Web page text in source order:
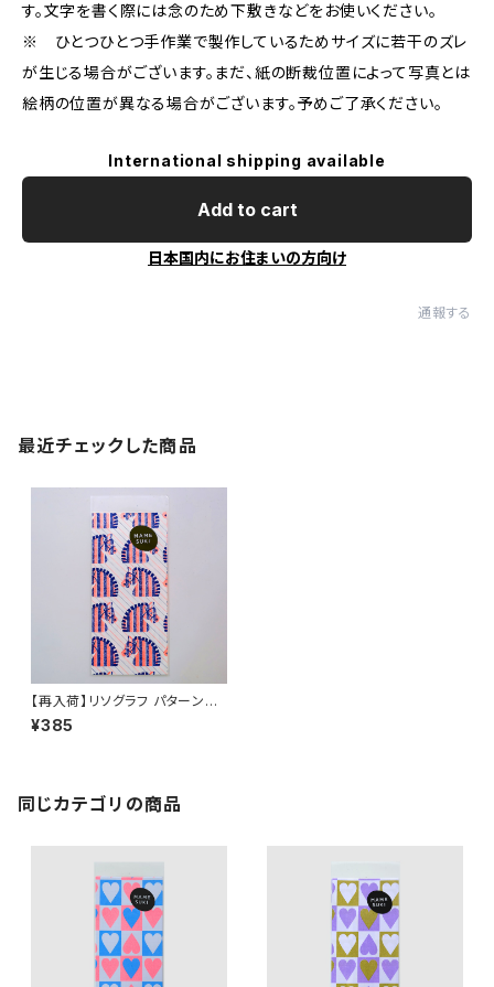
す。文字を書く際には念のため下敷きなどをお使いください。
※ ひとつひとつ手作業で製作しているためサイズに若干のズレ
が生じる場合がございます。まだ、紙の断裁位置によって写真とは
絵柄の位置が異なる場合がございます。予めご了承ください。
International shipping available
Add to cart
日本国内にお住まいの方向け
通報する
最近チェックした商品
【再入荷】リソグラフ パターンペ
ーパー［ねぼけたベイビー Hor
se］Neon Orange × Navy
¥385
同じカテゴリの商品